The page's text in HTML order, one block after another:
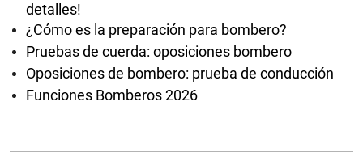
detalles!
¿Cómo es la preparación para bombero?
Pruebas de cuerda: oposiciones bombero
Oposiciones de bombero: prueba de conducción
Funciones Bomberos 2026